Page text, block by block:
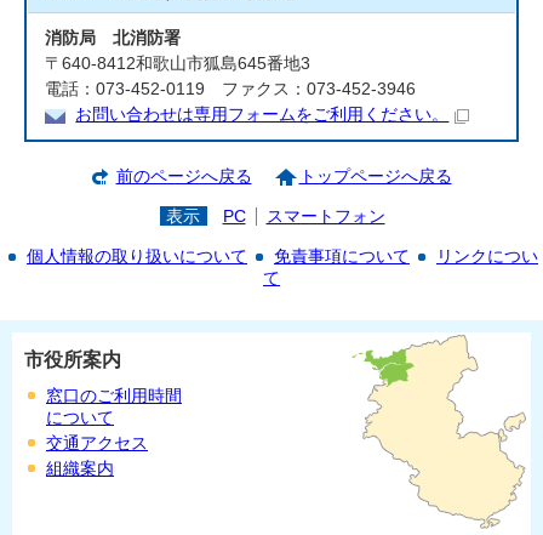
消防局 北消防署
〒640-8412和歌山市狐島645番地3
電話：073-452-0119 ファクス：073-452-3946
お問い合わせは専用フォームをご利用ください。
前のページへ戻る トップページへ戻る
表示 PC スマートフォン
個人情報の取り扱いについて 免責事項について
リンクについ
て
市役所案内
窓口のご利用時間
について
交通アクセス
組織案内